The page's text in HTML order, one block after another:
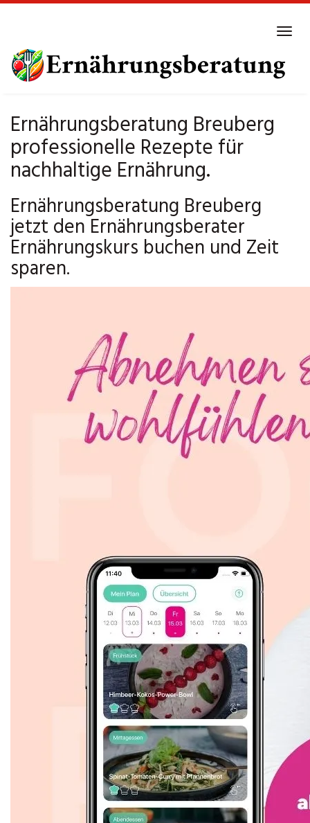
main
content
Ernährungsberatung Breuberg
professionelle Rezepte für
nachhaltige Ernährung.
Ernährungsberatung Breuberg
jetzt den Ernährungsberater
Ernährungskurs buchen und Zeit
sparen.